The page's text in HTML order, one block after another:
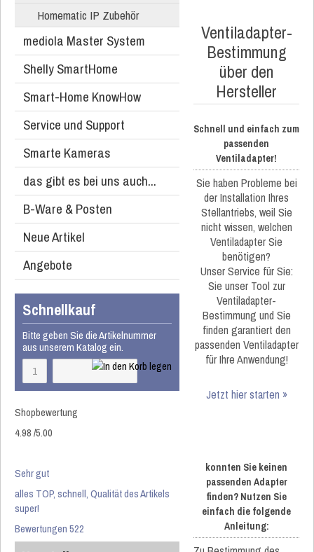
Homematic IP Zubehör
mediola Master System
Shelly SmartHome
Smart-Home KnowHow
Service und Support
Smarte Kameras
das gibt es bei uns auch...
B-Ware & Posten
Neue Artikel
Angebote
Schnellkauf
Bitte geben Sie die Artikelnummer
aus unserem Katalog ein.
Shopbewertung
4.98/5.00
Sehr gut
alles TOP, schnell, Qualität des Artikels
super!
Bewertungen 522
Ventiladapter-
Bestimmung
über den
Hersteller
Schnell und einfach zum
passenden
Ventiladapter!
Sie haben Probleme bei
der Installation Ihres
Stellantriebs, weil Sie
nicht wissen, welchen
Ventiladapter Sie
benötigen?
Unser Service für Sie:
Sie unser Tool zur
Ventiladapter-
Bestimmung und Sie
finden garantiert den
passenden Ventiladapter
für Ihre Anwendung!
Jetzt hier starten »
konnten Sie keinen
passenden Adapter
finden? Nutzen Sie
einfach die folgende
Anleitung: